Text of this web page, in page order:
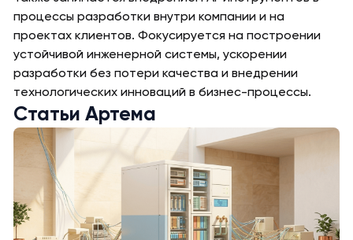
процессы разработки внутри компании и на
проектах клиентов. Фокусируется на построении
устойчивой инженерной системы, ускорении
разработки без потери качества и внедрении
технологических инноваций в бизнес-процессы.
Статьи Артема